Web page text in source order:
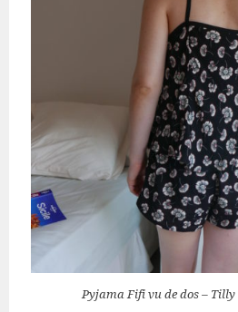
Pyjama Fifi vu de dos –